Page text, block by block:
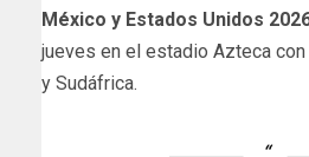
México y Estados Unidos
jueves en el estadio Azteca
y Sudáfrica.